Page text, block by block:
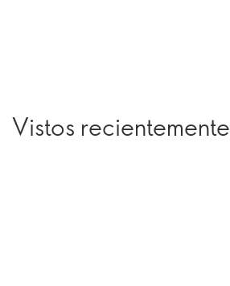
Vistos recientemente